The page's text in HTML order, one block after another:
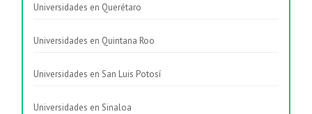
Universidades en Querétaro
Universidades en Quintana Roo
Universidades en San Luis Potosí
Universidades en Sinaloa